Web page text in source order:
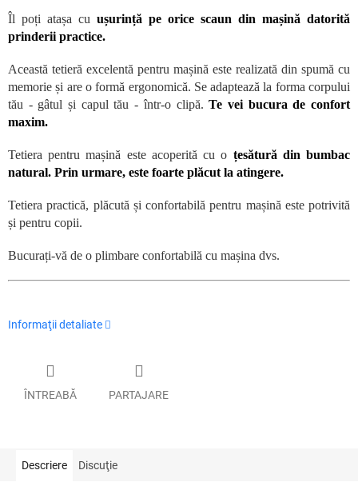
Îl poți atașa cu ușurință pe orice scaun din mașină datorită
prinderii practice.
Această tetieră excelentă pentru mașină este realizată din spumă cu
memorie și are o formă ergonomică. Se adaptează la forma corpului
tău - gâtul și capul tău - într-o clipă.Te vei bucura de confort
maxim.
Tetiera pentru mașină este acoperită cu o țesătură din bumbac
natural. Prin urmare, este foarte plăcut la atingere.
Tetiera practică, plăcută și confortabilă pentru mașină este potrivită
și pentru copii.
Bucurați-vă de o plimbare confortabilă cu mașina dvs.
Informaţii detaliate
ÎNTREABĂ PARTAJARE
Descriere Discuţie